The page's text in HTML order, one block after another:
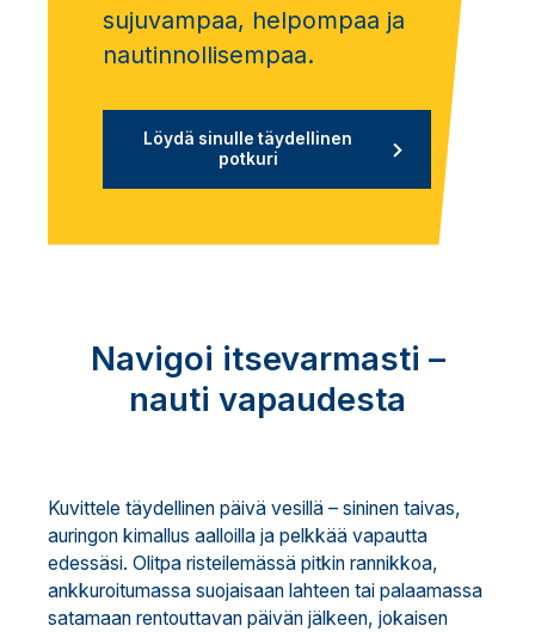
sujuvampaa, helpompaa ja
nautinnollisempaa.
Löydä sinulle täydellinen
potkuri
Navigoi itsevarmasti –
nauti vapaudesta
Kuvittele täydellinen päivä vesillä – sininen taivas,
auringon kimallus aalloilla ja pelkkää vapautta
edessäsi. Olitpa risteilemässä pitkin rannikkoa,
ankkuroitumassa suojaisaan lahteen tai palaamassa
satamaan rentouttavan päivän jälkeen, jokaisen